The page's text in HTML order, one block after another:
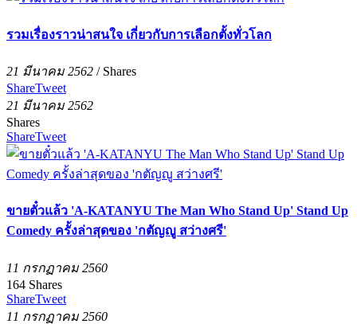
รวมเรื่องราวน่าสนใจ เกี่ยวกับการเลือกตั้งทั่วโลก
21 มีนาคม 2562 / Shares
ShareTweet
21 มีนาคม 2562
Shares
ShareTweet
ขายตั๋วแล้ว 'A-KATANYU The Man Who Stand Up' Stand Up
Comedy ครั้งล่าสุดของ 'กตัญญู สว่างศรี'
11 กรกฏาคม 2560
164 Shares
ShareTweet
11 กรกฏาคม 2560